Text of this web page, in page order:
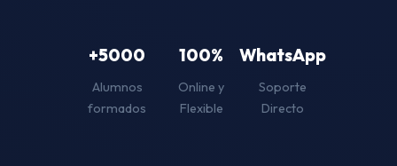
+5000
Alumnos
formados
100%
Online y
Flexible
WhatsApp
Soporte
Directo